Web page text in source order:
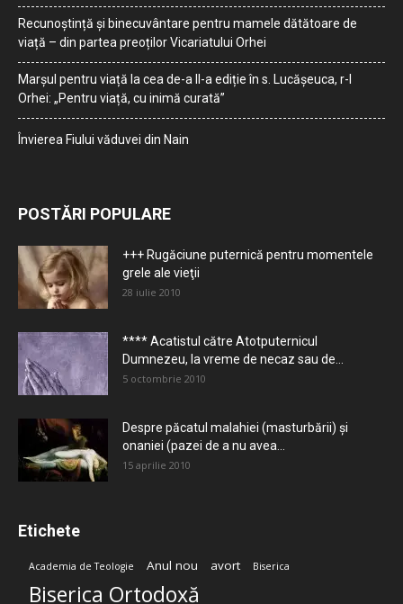
Recunoștință și binecuvântare pentru mamele dătătoare de
viață – din partea preoților Vicariatului Orhei
Marșul pentru viață la cea de-a II-a ediție în s. Lucășeuca, r-l
Orhei: „Pentru viață, cu inimă curată”
Învierea Fiului văduvei din Nain
POSTĂRI POPULARE
+++ Rugăciune puternică pentru momentele
grele ale vieţii
28 iulie 2010
**** Acatistul către Atotputernicul
Dumnezeu, la vreme de necaz sau de...
5 octombrie 2010
Despre păcatul malahiei (masturbării) şi
onaniei (pazei de a nu avea...
15 aprilie 2010
Etichete
Academia de Teologie Anul nou avort Biserica
Biserica Ortodoxă